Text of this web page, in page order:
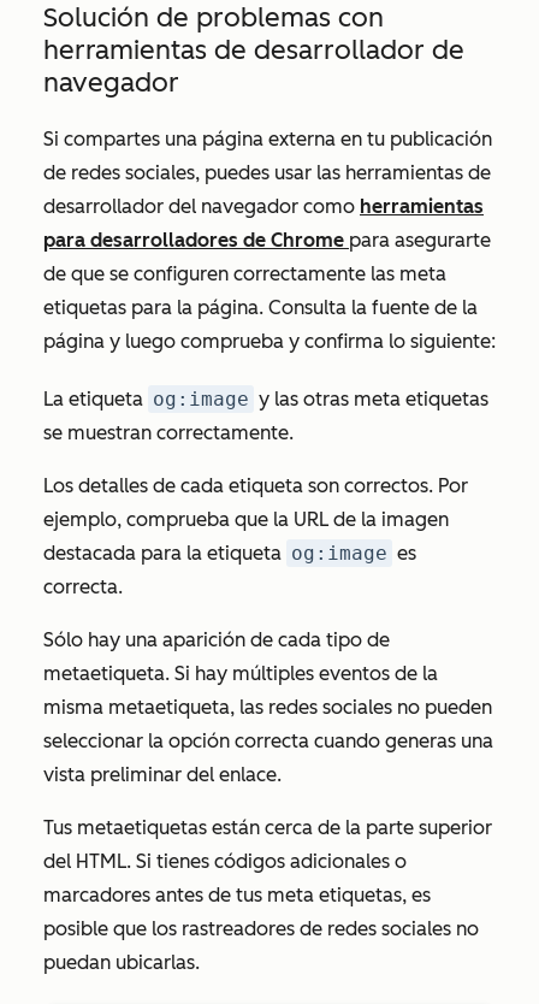
Solución de problemas con
herramientas de desarrollador de
navegador
Si compartes una página externa en tu publicación
de redes sociales, puedes usar las herramientas de
desarrollador del navegador como herramientas
para desarrolladores de Chrome para asegurarte
de que se configuren correctamente las meta
etiquetas para la página. Consulta la fuente de la
página y luego comprueba y confirma lo siguiente:
La etiqueta og:image y las otras meta etiquetas
se muestran correctamente.
Los detalles de cada etiqueta son correctos. Por
ejemplo, comprueba que la URL de la imagen
destacada para la etiqueta og:image es
correcta.
Sólo hay una aparición de cada tipo de
metaetiqueta. Si hay múltiples eventos de la
misma metaetiqueta, las redes sociales no pueden
seleccionar la opción correcta cuando generas una
vista preliminar del enlace.
Tus metaetiquetas están cerca de la parte superior
del HTML. Si tienes códigos adicionales o
marcadores antes de tus meta etiquetas, es
posible que los rastreadores de redes sociales no
puedan ubicarlas.